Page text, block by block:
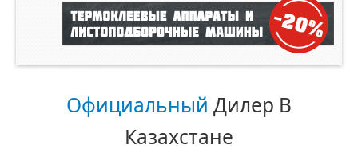
Официальный Дилер В
Казахстане